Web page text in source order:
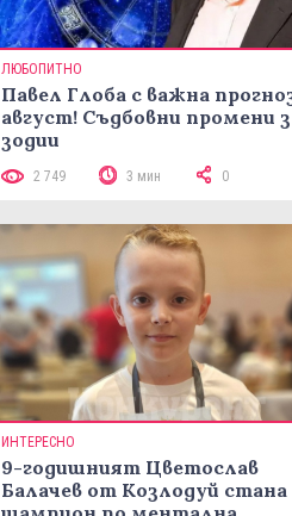
ЛЮБОПИТНО
Павел Глоба с важна
август! Съдбовни промени
зодии
2 749 3 мин 0
ИНТЕРЕСНО
9-годишният Цветослав
Балачев от Козлодуй стана